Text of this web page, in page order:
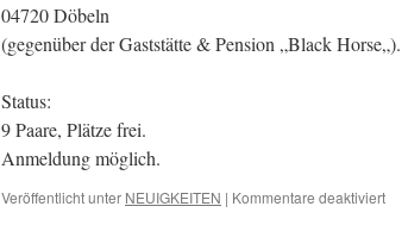
04720 Döbeln
(gegenüber der Gaststätte & Pension „Black Horse„).
Status:
9 Paare, Plätze frei.
Anmeldung möglich.
Veröffentlicht unter NEUIGKEITEN | Kommentare deaktiviert